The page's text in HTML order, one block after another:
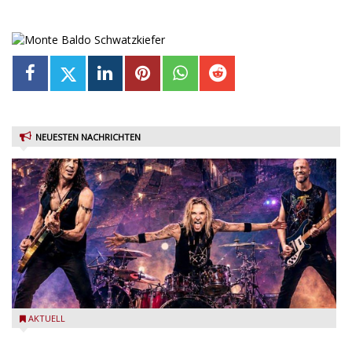
NEUESTEN NACHRICHTEN
Stef Burns, Will Hunt und Andrea Torresani im Summer Rock
AKTUELL